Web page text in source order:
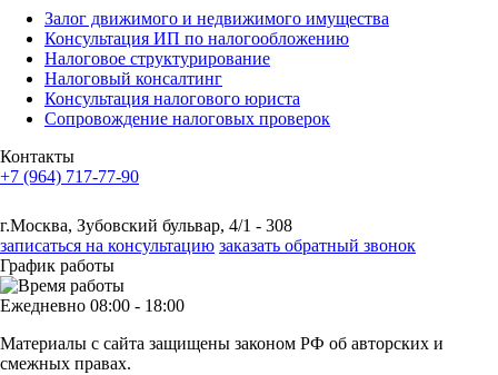
Залог движимого и недвижимого имущества
Консультация ИП по налогообложению
Налоговое структурирование
Налоговый консалтинг
Консультация налогового юриста
Сопровождение налоговых проверок
Контакты
+7 (964) 717-77-90
г.Москва, Зубовский бульвар, 4/1 - 308
записаться на консультацию заказать обратный звонок
График работы
Ежедневно 08:00 - 18:00
Материалы с сайта защищены законом РФ об авторских и
смежных правах.